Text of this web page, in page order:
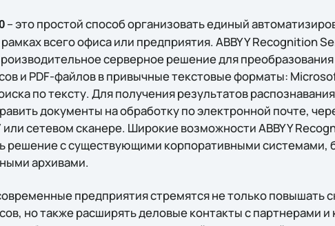
– это простой способ организовать единый
всего офиса или предприятия. ABBYY Recognition
серверное решение для
и PDF-файлов в привычные текстовые форматы:
по тексту. Для получения результатов
документы на обработку по электронной почте,
сетевом сканере. Широкие возможности ABBYY
решение с существующими корпоративными системами,
архивами.
предприятия стремятся не только повышать
но также расширять деловые контакты с партнерами и